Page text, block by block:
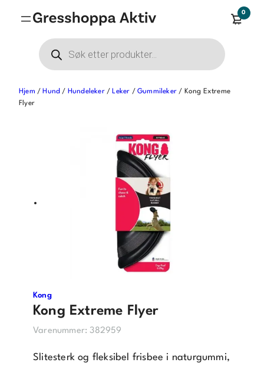
0
Products
search
Hjem /Hund / Hundeleker/Leker /Gummileker / Kong Extreme
Flyer
Kong
Kong Extreme Flyer
Varenummer: 382959
Slitesterk og fleksibel frisbee i naturgummi,